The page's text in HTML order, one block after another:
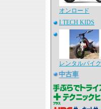
オンロード
I.TECH KIDS
レンタルバイク